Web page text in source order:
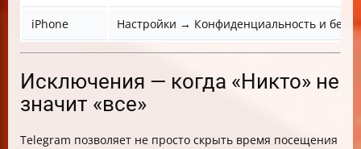
iPhone Настройки → Конфиденциальность и
Исключения — когда «Никто» не
значит «все»
Telegram позволяет не просто скрыть время посещения